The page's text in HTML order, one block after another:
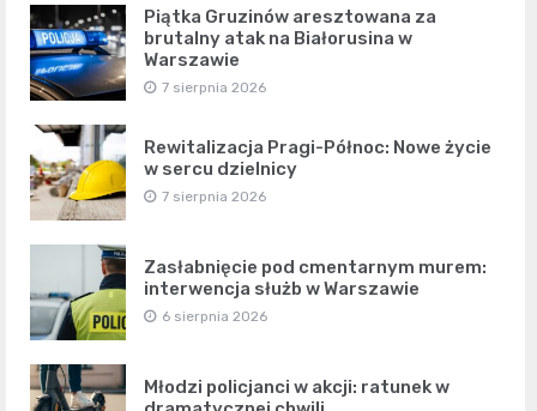
Piątka Gruzinów aresztowana za
brutalny atak na Białorusina w
Warszawie
7 sierpnia 2026
Rewitalizacja Pragi-Północ: Nowe życie
w sercu dzielnicy
7 sierpnia 2026
Zasłabnięcie pod cmentarnym murem:
interwencja służb w Warszawie
6 sierpnia 2026
Młodzi policjanci w akcji: ratunek w